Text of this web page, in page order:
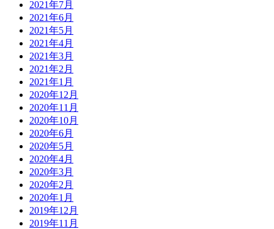
2021年7月
2021年6月
2021年5月
2021年4月
2021年3月
2021年2月
2021年1月
2020年12月
2020年11月
2020年10月
2020年6月
2020年5月
2020年4月
2020年3月
2020年2月
2020年1月
2019年12月
2019年11月